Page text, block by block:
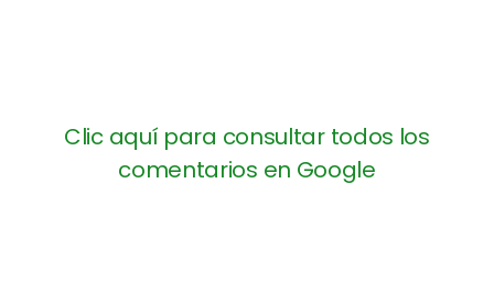
Clic aquí para consultar todos los
comentarios en Google